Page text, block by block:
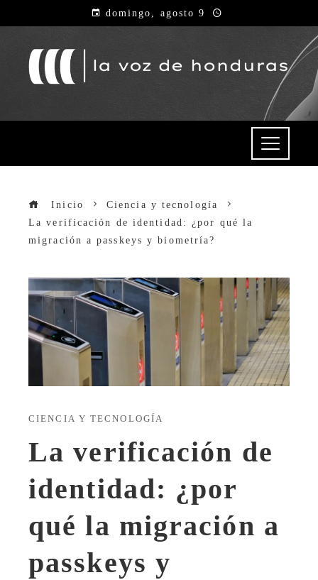
domingo, agosto 9
Inicio
Ciencia y tecnología
La verificación de identidad: ¿por qué la
migración a passkeys y biometría?
CIENCIA Y TECNOLOGÍA
La verificación de
identidad: ¿por
qué la migración a
passkeys y